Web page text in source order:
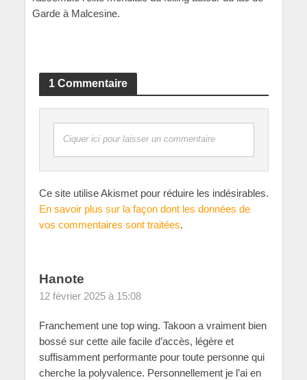
Garde à Malcesine.
1 Commentaire
Ciquer ici pour laisser un commentaire
Ce site utilise Akismet pour réduire les indésirables.
En savoir plus sur la façon dont les données de
vos commentaires sont traitées.
Hanote
12 février 2025 à 15:08
Franchement une top wing. Takoon a vraiment bien
bossé sur cette aile facile d’accès, légère et
suffisamment performante pour toute personne qui
cherche la polyvalence. Personnellement je l’ai en